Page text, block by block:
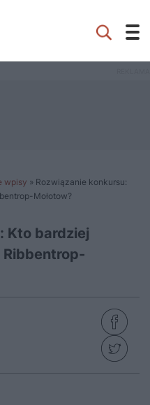
wpisy » Rozwiązanie konkursu:
Mołotow?
Kto bardziej
Ribbentrop-